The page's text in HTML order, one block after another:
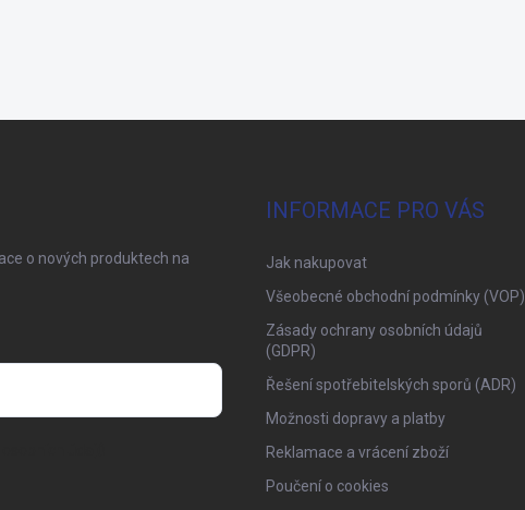
o nových produktech na
INFORMACE PRO VÁS
Jak nakupovat
Všeobecné obchodní podmínky (VOP)
Zásady ochrany osobních údajů
(GDPR)
Řešení spotřebitelských sporů (ADR)
Možnosti dopravy a platby
Reklamace a vrácení zboží
Poučení o cookies